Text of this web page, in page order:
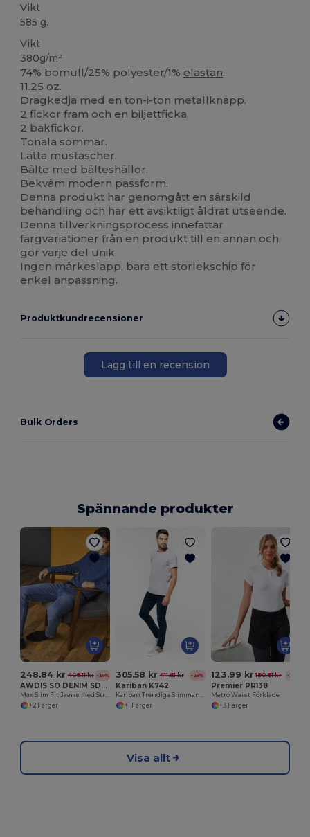
Vikt
585 g.
Vikt
380g/m²
74% bomull/25% polyester/1% elastan.
11.25 oz.
Dragkedja med en ton-i-ton metallknapp.
2 fickor fram och en biljettficka.
2 bakfickor.
Tonala sömmar.
Lätta mustascher.
Bälte med bälteshällor.
Bekväm modern passform.
Denna produkt har genomgått en särskild
behandling och har ett avsiktligt åldrat utseende.
Denna tillverkningsprocess innefattar
färgvariationer från en produkt till en annan och
gör varje del unik.
Ingen märkeslapp, bara ett storlekschip för
enkel anpassning.
Produktkundrecensioner
Lägg till en recension
Bulk Orders
Spännande produkter
248.84 kr 408.11 kr -39%
AWDIS SO DENIM SD004
Max Slim Fit Jeans med Stretch och Stil
+2 Färger
305.58 kr 411.61 kr -26%
Kariban K742
Kariban Trendiga Slimmande Jeans för Komfort
+1 Färger
123.99 kr 190.61 kr -35%
Premier PR138
Metro Waist Förkläde
+3 Färger
Visa allt